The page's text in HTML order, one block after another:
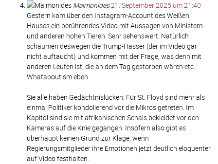
Maimonides21. September 2025 um 21:40
Gestern kam über den Instagram-Account des Weißen
Hauses ein berührendes Video mit Aussagen von Ministern
und anderen hohen Tieren. Sehr sehenswert. Natürlich
schäumen deswegen die Trump-Hasser (der im Video gar
nicht auftaucht) und kommen mit der Frage, was denn mit
anderen Leuten ist, die an dem Tag gestorben wären etc.
Whataboutism eben.
Sie alle haben Gedächtnislücken: Für St. Floyd sind mehr als
einmal Politiker kondolierend vor die Mikros getreten. Im
Kapitol sind sie mit afrikanischen Schals bekleidet vor den
Kameras auf die Knie gegangen. Insofern also gibt es
überhaupt keinen Grund zur Klage, wenn
Regierungsmitglieder ihre Emotionen jetzt deutlich eloquenter
auf Video festhalten.